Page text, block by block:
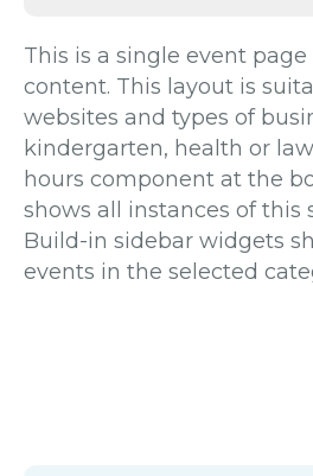
This is a single event
content. This layout is
websites and types of
kindergarten, health or
hours component at the
shows all instances of this
Build-in sidebar widgets
events in the selected